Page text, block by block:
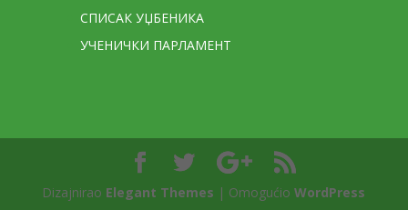
СПИСАК УЏБЕНИКА
УЧЕНИЧКИ ПАРЛАМЕНТ
Dizajnirao Elegant Themes | OmogućioWordPress